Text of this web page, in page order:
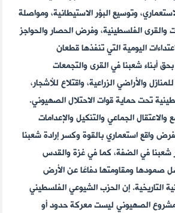
وتوسيع البؤر الاستيطانية، ومواصلة
والقرى الفلسطينية، وفرض الحصار والحواجز
اليومية التي تنفذها قطعان
أبناء شعبنا في القرى والتجمعات
والأراضي الزراعية، واقتلاع للأشجار،
تحت حماية قوات الاحتلال الصهيوني.
الجماعي والتنكيل والإعدامات
واقع استعماري بالقوة وكسر إرادة شعبنا
شعبنا في الضفة، كما في غزة والقدس
صمودها ومقاومتها دفاعًا عن الأرض
التاريخية. إن الحزب الشيوعي الفلسطيني
الصهيوني ليست معركة حدود أو